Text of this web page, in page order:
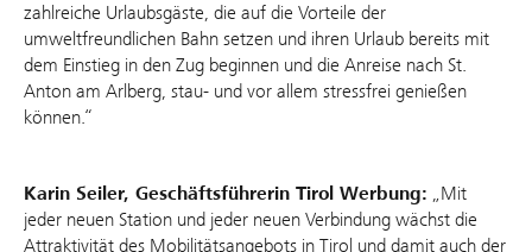
zahlreiche Urlaubsgäste, die auf die Vorteile der
umweltfreundlichen Bahn setzen und ihren Urlaub bereits mit
dem Einstieg in den Zug beginnen und die Anreise nach St.
Anton am Arlberg, stau- und vor allem stressfrei genießen
können.“
Karin Seiler, Geschäftsführerin Tirol Werbung: „Mit
jeder neuen Station und jeder neuen Verbindung wächst die
Attraktivität des Mobilitätsangebots in Tirol und damit auch der